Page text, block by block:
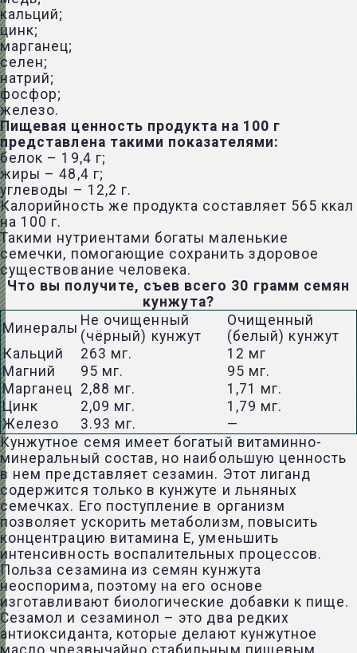
кальций;
цинк;
марганец;
селен;
натрий;
фосфор;
железо.
Пищевая ценность продукта на 100 г
представлена такими показателями:
белок – 19,4 г;
жиры – 48,4 г;
углеводы – 12,2 г.
Калорийность же продукта составляет 565 ккал
на 100 г.
Такими нутриентами богаты маленькие
семечки, помогающие сохранить здоровое
существование человека.
Что вы получите, съев всего 30 грамм семян
кунжута?
Минералы Не очищенный
(чёрный) кунжут
Очищенный
(белый) кунжут
Кальций
263 мг.
12 мг
Магний
95 мг.
95 мг.
Марганец 2,88 мг.
1,71 мг.
Цинк
2,09 мг.
1,79 мг.
Железо
3.93 мг.
—
Кунжутное семя имеет богатый витаминно-
минеральный состав, но наибольшую ценность
в нем представляет сезамин. Этот лиганд
содержится только в кунжуте и льняных
семечках. Его поступление в организм
позволяет ускорить метаболизм, повысить
концентрацию витамина Е, уменьшить
интенсивность воспалительных процессов.
Польза сезамина из семян кунжута
неоспорима, поэтому на его основе
изготавливают биологические добавки к пище.
Сезамол и сезаминол – это два редких
антиоксиданта, которые делают кунжутное
масло чрезвычайно стабильным пищевым